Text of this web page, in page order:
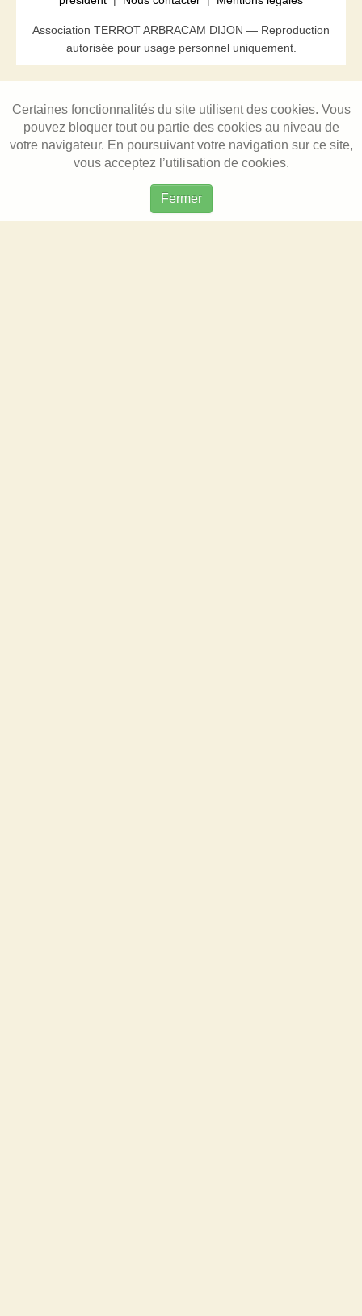
Association TERROT ARBRACAM DIJON — Reproduction
autorisée pour usage personnel uniquement.
Certaines fonctionnalités du site utilisent des cookies. Vous
pouvez bloquer tout ou partie des cookies au niveau de
votre navigateur. En poursuivant votre navigation sur ce site,
vous acceptez l’utilisation de cookies.
Fermer